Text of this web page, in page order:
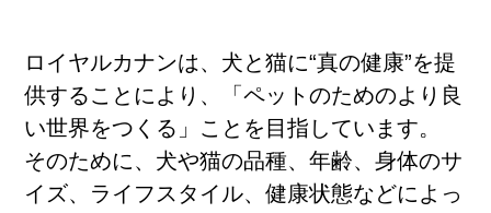
ロイヤルカナンは、犬と猫に“真の健康”を提
供することにより、「ペットのためのより良
い世界をつくる」ことを目指しています。
そのために、犬や猫の品種、年齢、身体のサ
イズ、ライフスタイル、健康状態などによっ